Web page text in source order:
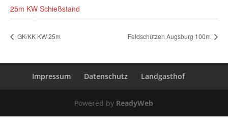
25m KW Schießstand
GK/KK KW 25m Feldschützen Augsburg 100m
Impressum Datenschutz Landgasthof
Powered by ReadyWeb